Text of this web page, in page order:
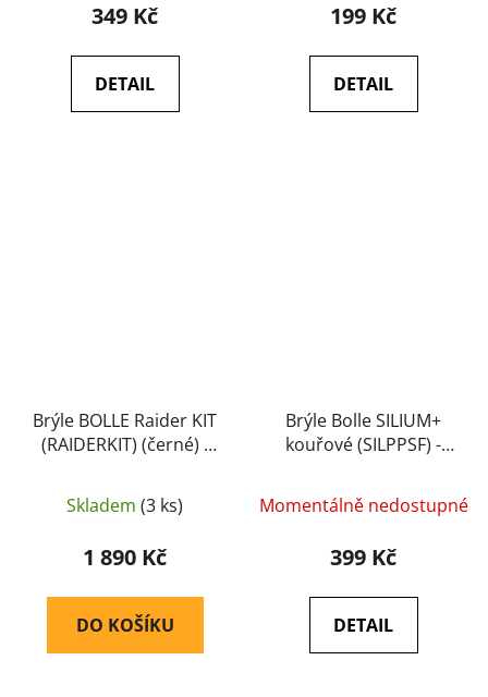
349 Kč
DETAIL
199 Kč
DETAIL
Brýle BOLLE Raider KIT
(RAIDERKIT) (černé) -
Skladem (3 ks)
1 890 Kč
DO KOŠÍKU
Brýle Bolle SILIUM+
kouřové (SILPPSF) -
Momentálně nedostupné
399 Kč
DETAIL